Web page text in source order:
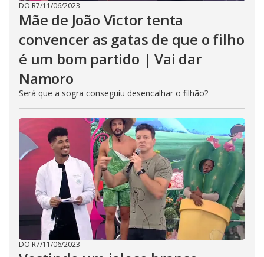
DO R7/11/06/2023
Mãe de João Victor tenta
convencer as gatas de que o filho
é um bom partido | Vai dar
Namoro
Será que a sogra conseguiu desencalhar o filhão?
DO R7/11/06/2023